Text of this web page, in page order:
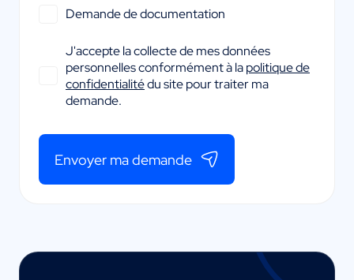
Demande de documentation
J'accepte la collecte de mes données
personnelles conformément à lapolitique de
confidentialitédu site pour traiter ma
demande.
Envoyer ma demande